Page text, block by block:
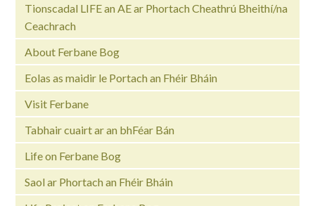
Tionscadal LIFE an AE ar Phortach Cheathrú Bheithí/na
Ceachrach
About Ferbane Bog
Eolas as maidir le Portach an Fhéir Bháin
Visit Ferbane
Tabhair cuairt ar an bhFéar Bán
Life on Ferbane Bog
Saol ar Phortach an Fhéir Bháin